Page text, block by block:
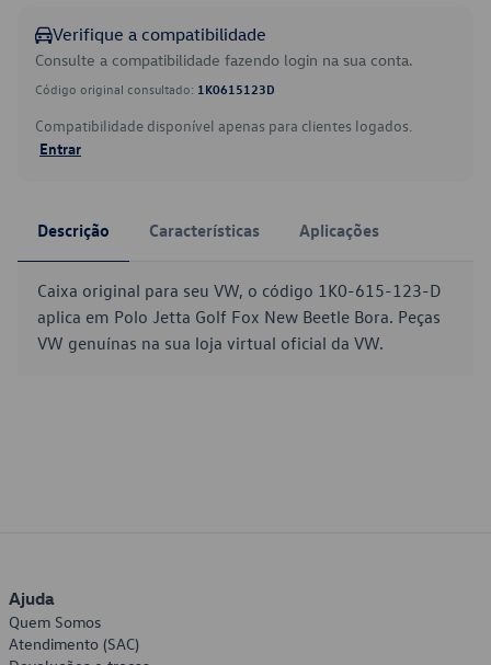
Verifique a compatibilidade
Consulte a compatibilidade fazendo login na sua conta.
Código original consultado: 1K0615123D
Compatibilidade disponível apenas para clientes logados.
Entrar
Descrição Características Aplicações
Caixa original para seu VW, o código 1K0-615-123-D
aplica em Polo Jetta Golf Fox New Beetle Bora. Peças
VW genuínas na sua loja virtual oficial da VW.
Ajuda
Quem Somos
Atendimento (SAC)